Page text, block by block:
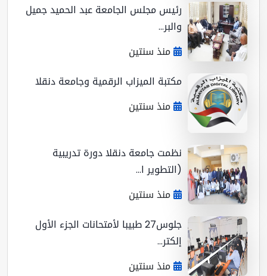
رئيس مجلس الجامعة عبد الحميد جميل
والبر...
منذ سنتين
مكتبة الميزاب الرقمية وجامعة دنقلا
منذ سنتين
نظمت جامعة دنقلا دورة تدريبية
(التطوير ا...
منذ سنتين
جلوس27 طبيبا لأمتحانات الجزء الأول
إلكتر...
منذ سنتين